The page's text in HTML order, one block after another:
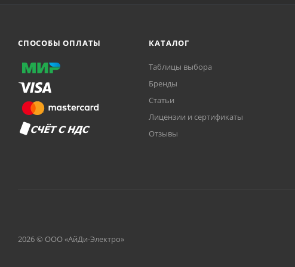
СПОСОБЫ ОПЛАТЫ КАТАЛОГ
Таблицы выбора
Бренды
Статьи
Лицензии и сертификаты
Отзывы
2026 © ООО «АйДи-Электро»